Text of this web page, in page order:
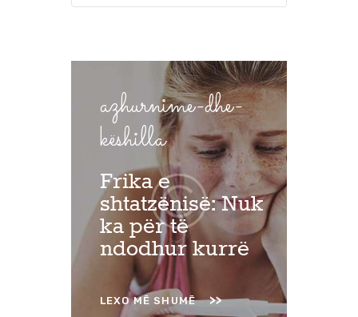
azhurnime-dhe-
këshilla
Frika e
shtatzënisë: Nuk
ka për të
ndodhur kurrë
LEXO MË SHUMË